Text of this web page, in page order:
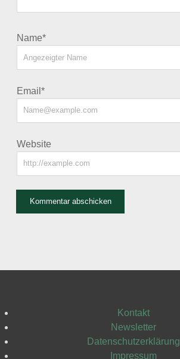
Name*
Email*
Website
Kontakt
Newsletter
Datenschutzerklärung
Impressum